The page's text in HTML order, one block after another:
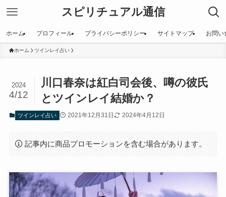
スピリチュアル通信
ホーム プロフィール プライバシーポリシー サイトマップ お問い
ホーム ツインレイ占い
川口春奈は紅白司会後、噂の彼氏
とツインレイ結婚か？
2024
4/12
ツインレイ占い 2021年12月31日 2024年4月12日
記事内に商品プロモーションを含む場合があります。